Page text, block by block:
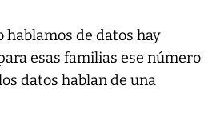
hablamos de datos hay
esas familias ese número
datos hablan de una